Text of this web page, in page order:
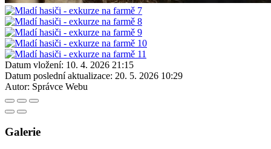
Datum vložení: 10. 4. 2026 21:15
Datum poslední aktualizace: 20. 5. 2026 10:29
Autor: Správce Webu
Galerie